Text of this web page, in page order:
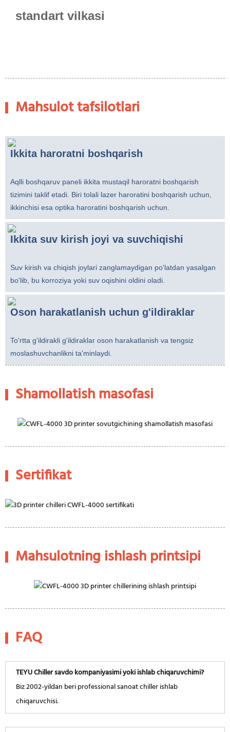
standart vilkasi
Mahsulot tafsilotlari
Ikkita haroratni boshqarish
Aqlli boshqaruv paneli ikkita mustaqil haroratni boshqarish
tizimini taklif etadi. Biri tolali lazer haroratini boshqarish uchun,
ikkinchisi esa optika haroratini boshqarish uchun.
Ikkita suv kirish joyi va suvchiqishi
Suv kirish va chiqish joylari zanglamaydigan po'latdan yasalgan
bo'lib, bu korroziya yoki suv oqishini oldini oladi.
Oson harakatlanish uchun g'ildiraklar
To'rtta g'ildirakli g'ildiraklar oson harakatlanish va tengsiz
moslashuvchanlikni ta'minlaydi.
Shamollatish masofasi
Sertifikat
Mahsulotning ishlash printsipi
FAQ
TEYU Chiller savdo kompaniyasimi yoki ishlab chiqaruvchimi?
Biz 2002-yildan beri professional sanoat chiller ishlab
chiqaruvchisi.